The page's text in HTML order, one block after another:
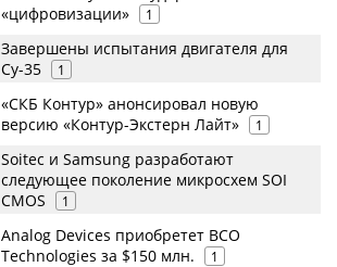
«цифровизации»
1
Завершены испытания двигателя для
Су-35
1
«СКБ Контур» анонсировал новую
версию «Контур-Экстерн Лайт»
1
Soitec и Samsung разработают
следующее поколение микросхем SOI
CMOS
1
Analog Devices приобретет BCO
Technologies за $150 млн.
1